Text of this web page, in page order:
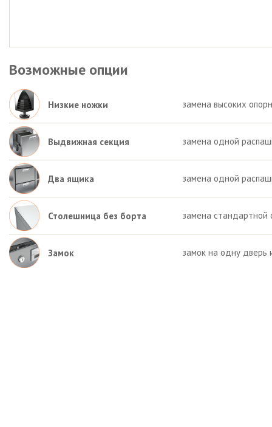
Возможные опции
Низкие ножки замена высоких
Выдвижная секция замена одной
Два ящика замена одной
Столешница без борта замена стандартной
Замок замок на одну дверь